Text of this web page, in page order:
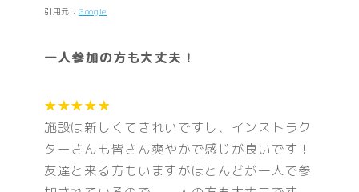
引用元： Google
一人参加の方も大丈夫！
★★★★★
施設は新しくてきれいですし、インストラク
ターさんも皆さん爽やかで感じが良いです！
友達と来る方もいますがほとんどが一人で参